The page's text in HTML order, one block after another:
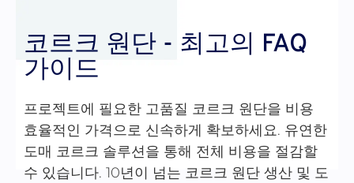
코르크 원단 - 최고의 FAQ
가이드
프로젝트에 필요한 고품질 코르크 원단을 비용
효율적인 가격으로 신속하게 확보하세요. 유연한
도매 코르크 솔루션을 통해 전체 비용을 절감할
수 있습니다. 10년이 넘는 코르크 원단 생산 및 도